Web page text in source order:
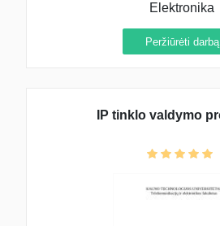
Elektronika
Peržiūrėti darbą
IP tinklo valdymo